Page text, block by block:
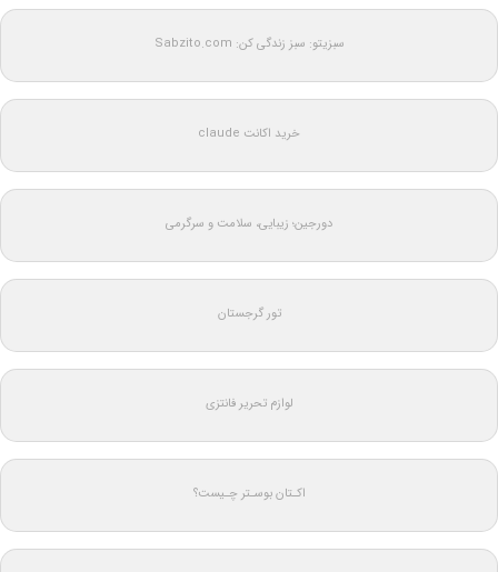
سبزیتو: سبز زندگی کن: Sabzito.com
خرید اکانت claude
دورجین؛ زیبایی، سلامت و سرگرمی
تور گرجستان
لوازم تحریر فانتزی
اکـتان بوسـتر چـیست؟